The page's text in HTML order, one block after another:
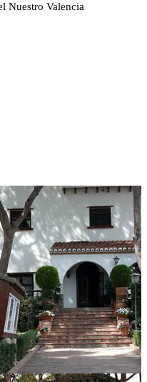
Nuestro Valencia